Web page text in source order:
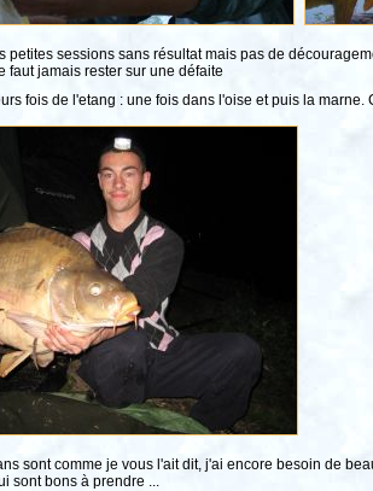
petites sessions sans résultat mais pas de
faut jamais rester sur une défaite
fois de l'etang : une fois dans l'oise et puis la
sont comme je vous l'ait dit, j'ai encore besoin de
sont bons à prendre ...